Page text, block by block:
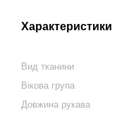
Характеристики
Вид тканини
Вікова група
Довжина рукава